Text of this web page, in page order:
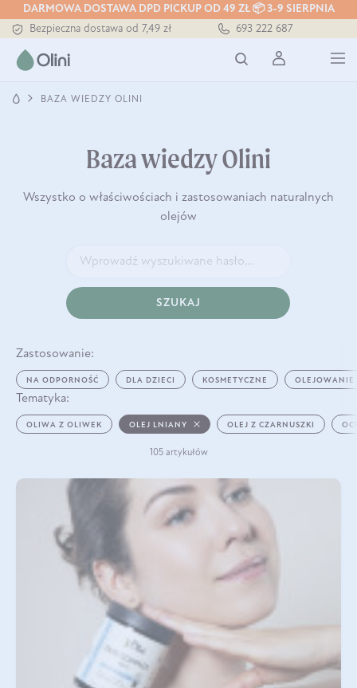
DARMOWA DOSTAWA DPD PICKUP OD 49 ZŁ 📦 3-9 SIERPNIA
Bezpieczna dostawa od 7,49 zł
Darmowa dostawa od 199 zł
Tłoczony zawsze na zimno
693 222 687
BAZA WIEDZY OLINI
Baza wiedzy Olini
Wszystko o właściwościach i zastosowaniach naturalnych
olejów
SZUKAJ
Zastosowanie:
NA ODPORNOŚĆ DLA DZIECI KOSMETYCZNE OLEJOWANIE
Tematyka:
OLIWA Z OLIWEK OLEJ LNIANY OLEJ Z CZARNUSZKI
105 artykułów